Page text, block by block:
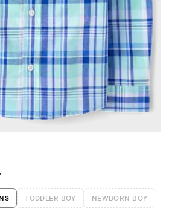
$34.95
TODDLER BOY NEWBORN BOY